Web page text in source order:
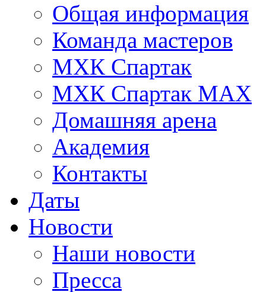
Общая информация
Команда мастеров
МХК Спартак
МХК Спартак МАХ
Домашняя арена
Академия
Контакты
Даты
Новости
Наши новости
Пресса